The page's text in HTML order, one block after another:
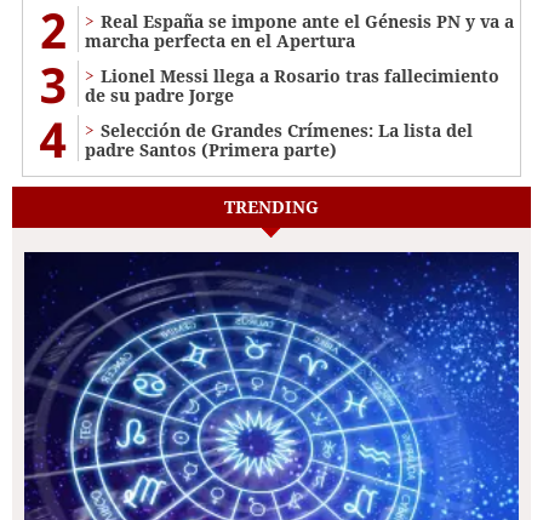
2
Real España se impone ante el Génesis PN y va a
marcha perfecta en el Apertura
3
Lionel Messi llega a Rosario tras fallecimiento
de su padre Jorge
4
Selección de Grandes Crímenes: La lista del
padre Santos (Primera parte)
TRENDING